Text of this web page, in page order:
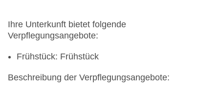
Ihre Unterkunft bietet folgende
Verpflegungsangebote:
Frühstück: Frühstück
Beschreibung der Verpflegungsangebote: